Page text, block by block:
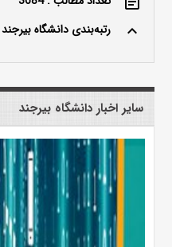
keyboard_arrow_up رتبه‌بندی دانشگاه بیرجند
سایر اخبار دانشگاه بیرجند